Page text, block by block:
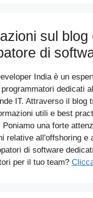
sul blog
di
India è un
dedicati
IT. Attraverso il blog
utili e best
una forte
relative all'offshoring e
di software
per il tuo team?